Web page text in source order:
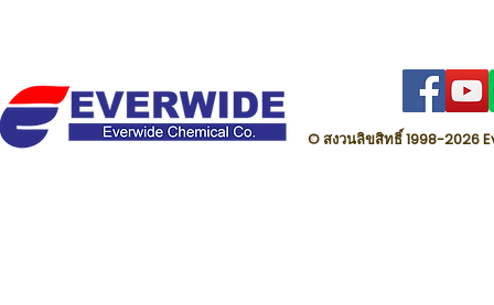
© สงวนลิขสิทธิ์ 1998-2026